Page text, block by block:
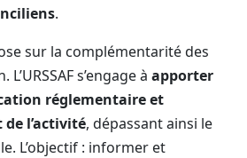
.
sur la complémentarité des
s’engage à apporter
réglementaire et
l’activité, dépassant ainsi le
L’objectif : informer et